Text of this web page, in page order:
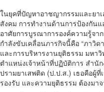
ในยุคที่ปัญหาอาชญากรรมและยา
สังคม การทำงานด้านการป้องกัน
อาศัยการบูรณาการองค์ความรู้จ
กำลังขับเคลื่อนภารกิจนี้คือ “ภาวิ
และการบริหารงานยุติธรรม มหา
ตำแหน่งเจ้าหน้าที่ปฏิบัติการ สำนั
ปรามยาเสพติด (ป.ป.ส.) เธอคือผู้
รองรับ และความยุติธรรม ต้องมา